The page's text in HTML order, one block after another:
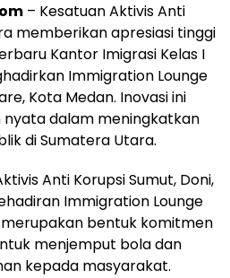
– Kesatuan Aktivis Anti
memberikan apresiasi tinggi
Kantor Imigrasi Kelas I
Immigration Lounge
Kota Medan. Inovasi ini
nyata dalam meningkatkan
di Sumatera Utara.
Anti Korupsi Sumut, Doni,
Immigration Lounge
bentuk komitmen
menjemput bola dan
kepada masyarakat.